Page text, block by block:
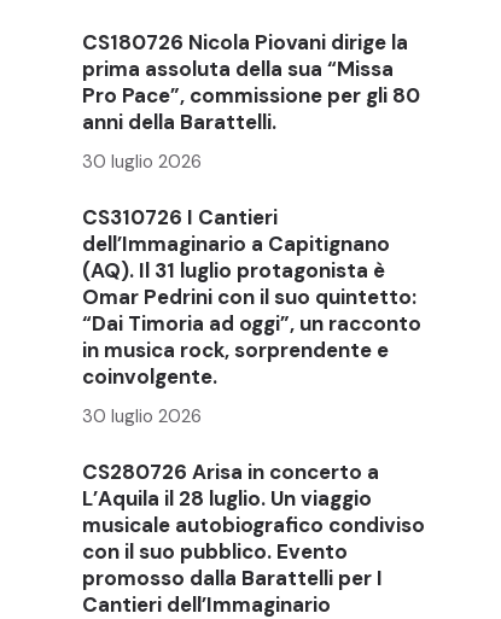
CS180726 Nicola Piovani dirige la
prima assoluta della sua “Missa
Pro Pace”, commissione per gli 80
anni della Barattelli.
30 luglio 2026
CS310726 I Cantieri
dell’Immaginario a Capitignano
(AQ). Il 31 luglio protagonista è
Omar Pedrini con il suo quintetto:
“Dai Timoria ad oggi”, un racconto
in musica rock, sorprendente e
coinvolgente.
30 luglio 2026
CS280726 Arisa in concerto a
L’Aquila il 28 luglio. Un viaggio
musicale autobiografico condiviso
con il suo pubblico. Evento
promosso dalla Barattelli per I
Cantieri dell’Immaginario